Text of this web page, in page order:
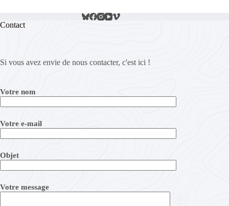
Contact
Si vous avez envie de nous contacter, c'est ici !
Votre nom
Votre e-mail
Objet
Votre message